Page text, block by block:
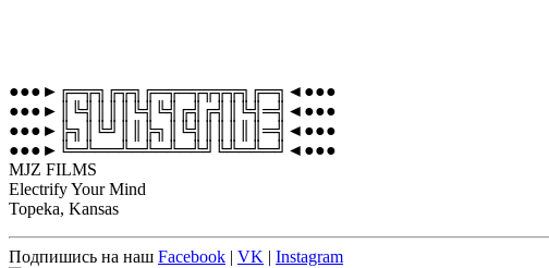
●●●►╔═╦╗╔╦╗╔═╦═╦╦╦╦╗╔═╗◄●●●
●●●►║╚╣║║║╚╣╚╣╔╣╔╣║╚╣═╣◄●●●
●●●►╠╗║╚╝║║╠╗║╚╣║║║║║═╣◄●●●
●●●►╚═╩══╩═╩═╩═╩╝╚╩═╩═╝◄●●●
MJZ FILMS
Electrify Your Mind
Topeka, Kansas
Подпишись на наш Facebook | VK | Instagram